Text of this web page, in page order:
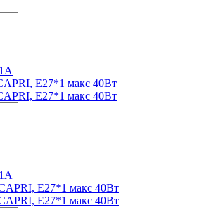
Е27*1 макс 40Вт
Е27*1 макс 40Вт
Е27*1 макс 40Вт
Е27*1 макс 40Вт